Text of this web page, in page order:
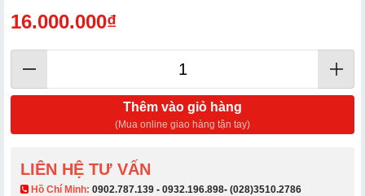
16.000.000₫
Thêm vào giỏ hàng
(Mua online giao hàng tận tay)
LIÊN HỆ TƯ VẤN
​ Hồ Chí Minh: 0902.787.139 - 0932.196.898- (028)3510.2786